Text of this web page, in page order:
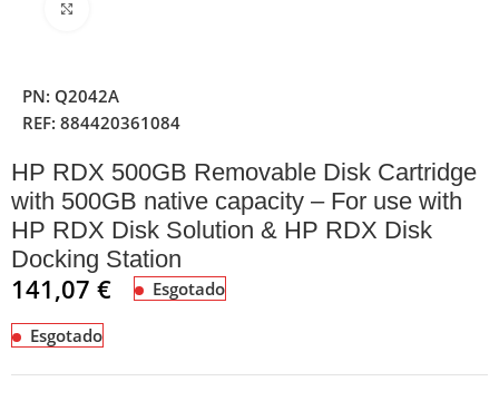
PN: Q2042A
REF:884420361084
HP RDX 500GB Removable Disk Cartridge
with 500GB native capacity – For use with
HP RDX Disk Solution & HP RDX Disk
Docking Station
141,07€ Esgotado
Esgotado